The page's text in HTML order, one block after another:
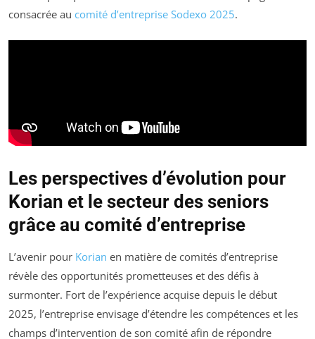
consacrée au comité d’entreprise Sodexo 2025.
Les perspectives d’évolution pour
Korian et le secteur des seniors
grâce au comité d’entreprise
L’avenir pour Korian en matière de comités d’entreprise
révèle des opportunités prometteuses et des défis à
surmonter. Fort de l’expérience acquise depuis le début
2025, l’entreprise envisage d’étendre les compétences et les
champs d’intervention de son comité afin de répondre